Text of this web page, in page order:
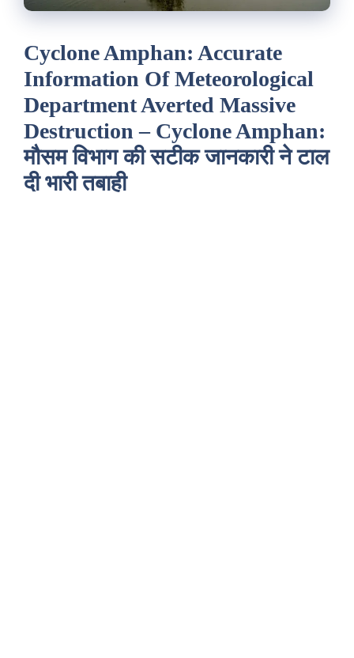
Cyclone Amphan: Accurate
Information Of Meteorological
Department Averted Massive
Destruction – Cyclone Amphan:
मौसम विभाग की सटीक जानकारी ने टाल
दी भारी तबाही